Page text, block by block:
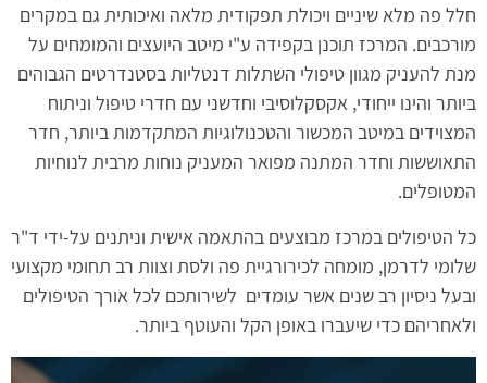
חלל פה מלא שיניים ויכולת תפקודית מלאה ואיכותית גם במקרים
מורכבים. המרכז תוכנן בקפידה ע"י מיטב היועצים והמומחים על
מנת להעניק מגוון טיפולי השתלות דנטליות בסטנדרטים הגבוהים
ביותר והינו ייחודי, אקסקלוסיבי וחדשני עם חדרי טיפול וניתוח
המצוידים במיטב המכשור והטכנולוגיות המתקדמות ביותר, חדר
התאוששות וחדר המתנה מפואר המעניק נוחות מרבית לנוחיות
המטופלים.
כל הטיפולים במרכז מבוצעים בהתאמה אישית וניתנים על-ידי ד"ר
שלומי לדרמן, מומחה לכירורגיית פה ולסת וצוות רב תחומי מקצועי
ובעל ניסיון רב שנים אשר עומדים לשירותכם לכל אורך הטיפולים
ולאחריהם כדי שיעברו באופן הקל והעוטף ביותר.